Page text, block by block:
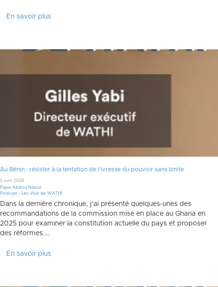
En savoir plus
Au Bénin : résister à la tentation de l’ivresse du pouvoir sans limite
5 avril 2026
Pape Abdou Ndour
Podcast - Les Voix de WATHI
Dans la dernière chronique, j’ai présenté quelques-unes des
recommandations de la commission mise en place au Ghana en
2025 pour examiner la constitution actuelle du pays et proposer
des réformes.…
En savoir plus